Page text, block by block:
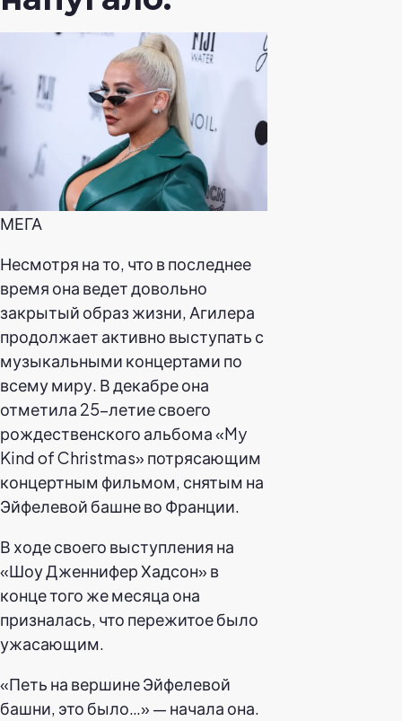
МЕГА
Несмотря на то, что в последнее
время она ведет довольно
закрытый образ жизни, Агилера
продолжает активно выступать с
музыкальными концертами по
всему миру. В декабре она
отметила 25-летие своего
рождественского альбома «My
Kind of Christmas» потрясающим
концертным фильмом, снятым на
Эйфелевой башне во Франции.
В ходе своего выступления на
«Шоу Дженнифер Хадсон» в
конце того же месяца она
призналась, что пережитое было
ужасающим.
«Петь на вершине Эйфелевой
башни, это было…» — начала она.